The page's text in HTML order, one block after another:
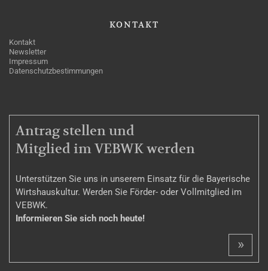
KONTAKT
Kontakt
Newsletter
Impressum
Datenschutzbestimmungen
MITGLIEDSCHAFT
Antrag stellen und
Mitglied im VEBWK werden
Unterstützen Sie uns in unserem Einsatz für die Bayerische
Wirtshauskultur. Werden Sie Förder- oder Vollmitglied im
VEBWK.
Informieren Sie sich noch heute!
»